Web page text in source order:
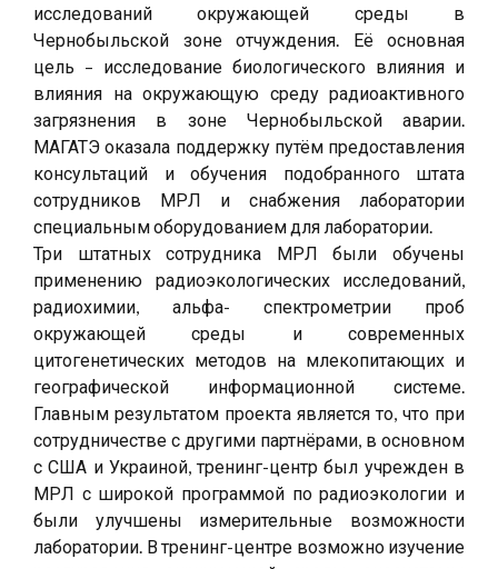
исследований окружающей среды в
Чернобыльской зоне отчуждения. Её основная
цель – исследование биологического влияния и
влияния на окружающую среду радиоактивного
загрязнения в зоне Чернобыльской аварии.
МАГАТЭ оказала поддержку путём предоставления
консультаций и обучения подобранного штата
сотрудников МРЛ и снабжения лаборатории
специальным оборудованием для лаборатории.
Три штатных сотрудника МРЛ были обучены
применению радиоэкологических исследований,
радиохимии, альфа- спектрометрии проб
окружающей среды и современных
цитогенетических методов на млекопитающих и
географической информационной системе.
Главным результатом проекта является то, что при
сотрудничестве с другими партнёрами, в основном
с США и Украиной, тренинг-центр был учрежден в
МРЛ с широкой программой по радиоэкологии и
были улучшены измерительные возможности
лаборатории. В тренинг-центре возможно изучение